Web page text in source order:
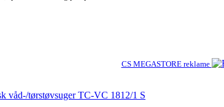
CS MEGASTORE reklame
våd-/tørstøvsuger TC-VC 1812/1 S